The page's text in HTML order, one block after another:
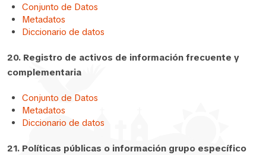
Conjunto de Datos
Metadatos
Diccionario de datos
20. Registro de activos de información frecuente y
complementaria
Conjunto de Datos
Metadatos
Diccionario de datos
21. Políticas públicas o información grupo específico